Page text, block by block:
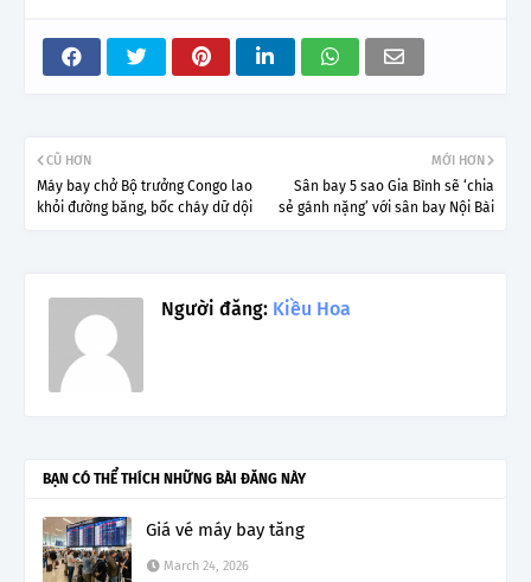
MỚI HƠN
Sân bay 5 sao Gia Bình sẽ ‘chia
sẻ gánh nặng’ với sân bay Nội Bài
CŨ HƠN
Máy bay chở Bộ trưởng Congo lao
khỏi đường băng, bốc cháy dữ dội
Người đăng: Kiều Hoa
BẠN CÓ THỂ THÍCH NHỮNG BÀI ĐĂNG NÀY
Giá vé máy bay tăng
March 24, 2026